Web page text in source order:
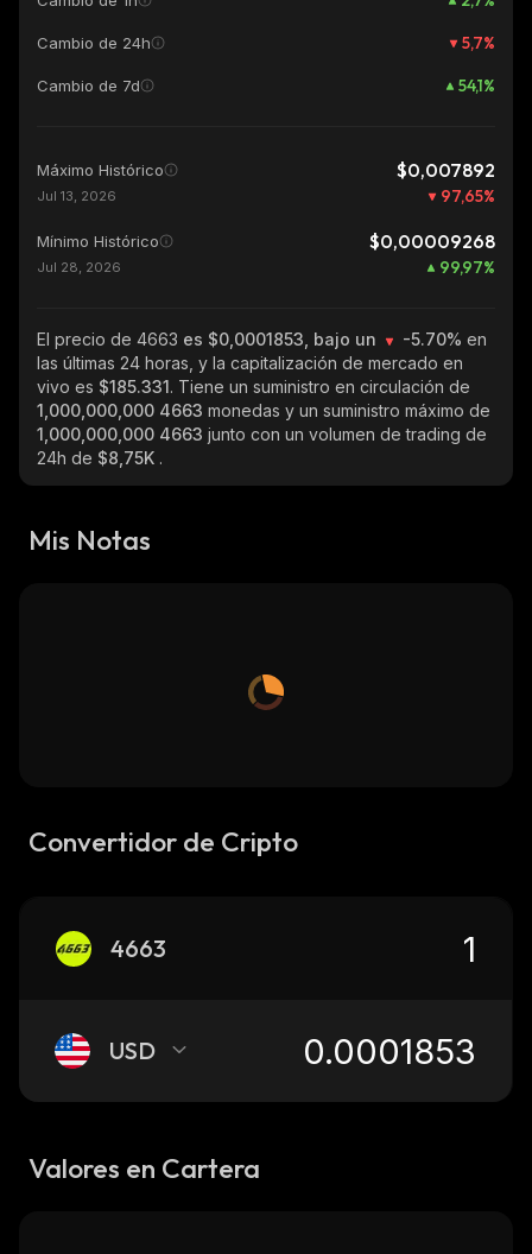
Cambio de 24h 5,7%
Cambio de 7d 54,1%
Máximo Histórico $0,007892
Jul 13, 2026 97,65%
Mínimo Histórico $0,00009268
Jul 28, 2026 99,97%
El precio de 4663 es $0,0001853, bajo un -5.70% en
las últimas 24 horas, y la capitalización de mercado en
vivo es $185.331. Tiene un suministro en circulación de
1,000,000,000 4663 monedas y un suministro máximo de
1,000,000,000 4663 junto con un volumen de trading de
24h de $8,75K .
Mis Notas
Convertidor de Cripto
4663
USD
Valores en Cartera